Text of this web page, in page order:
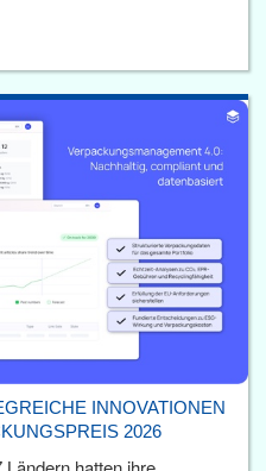
INNOVATIONEN
2026